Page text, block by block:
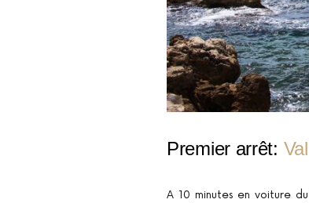
Premier arrêt:
A 10 minutes en voiture